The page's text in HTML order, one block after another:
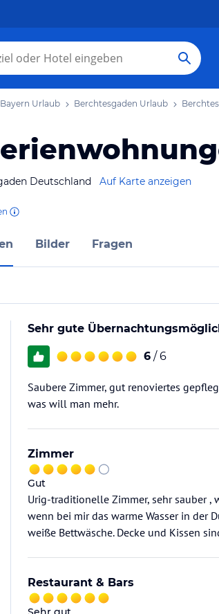
Bayern Urlaub Berchtesgaden Urlaub
Deutschland Auf Karte anzeigen
Bilder Fragen
Sehr gute
6 / 6
Saubere Zimmer, gut renoviertes
was will man mehr.
Zimmer
Gut
Urig-traditionelle Zimmer, sehr sauber
wenn bei mir das warme Wasser in der
weiße Bettwäsche. Decke und Kissen
Restaurant & Bars